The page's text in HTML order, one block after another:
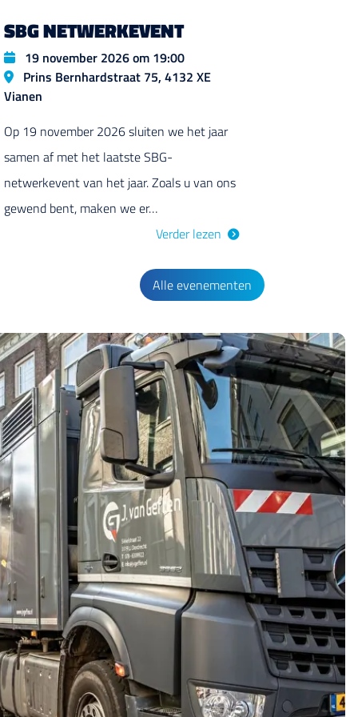
SBG NETWERKEVENT
Datum
19 november 2026 om 19:00
Locatie
Prins Bernhardstraat 75, 4132 XE
Vianen
Op 19 november 2026 sluiten we het jaar
samen af met het laatste SBG-
netwerkevent van het jaar. Zoals u van ons
gewend bent, maken we er…
Verder lezen
Alle evenementen